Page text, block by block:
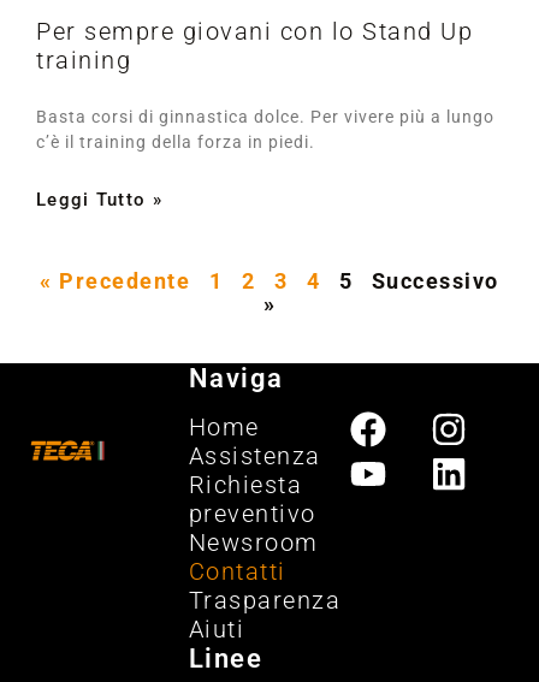
Per sempre giovani con lo Stand Up
training
Basta corsi di ginnastica dolce. Per vivere più a lungo
c’è il training della forza in piedi.
Leggi Tutto »
« Precedente 1 2 3 4 5
Successivo
»
Naviga
Home
Assistenza
Richiesta
preventivo
Newsroom
Contatti
Trasparenza
Aiuti
Linee